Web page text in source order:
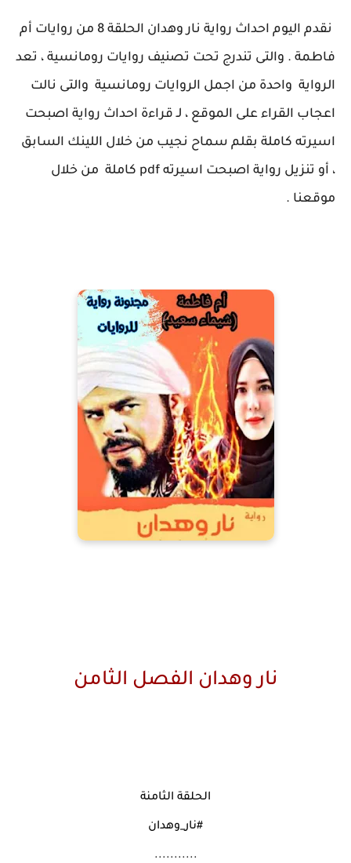
نقدم اليوم احداث رواية نار وهدان الحلقة 8 من روايات أم
فاطمة . والتى تندرج تحت تصنيف روايات رومانسية ، تعد
الرواية واحدة من اجمل الروايات رومانسية والتى نالت
اعجاب القراء على الموقع ، لـ قراءة احداث رواية اصبحت
اسيرته كاملة بقلم سماح نجيب من خلال اللينك السابق
، أو تنزيل رواية اصبحت اسيرته pdf كاملة من خلال
موقعنا .
نار وهدان الفصل الثامن
الحلقة الثامنة
#نار_وهدان
...........